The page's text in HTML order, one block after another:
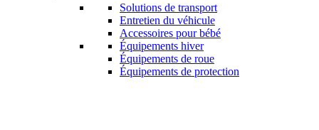
Solutions de transport
Entretien du véhicule
Accessoires pour bébé
Équipements hiver
Équipements de roue
Équipements de protection